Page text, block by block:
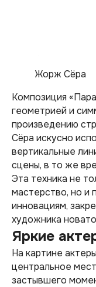
Жорж Сёра
Композиция
геометрией и
произведению
Сёра искусно
вертикальные
сцены, в то же
Эта техника не
мастерство, но и
инновациям,
художника
Яркие
На картине
центральное
застывшего